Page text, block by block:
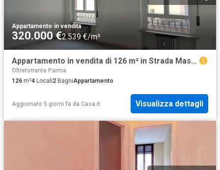
Appartamento·in vendita
320.000 €2.539 €/m²
Appartamento in vendita di 126 m² in Strada Massimo D&apos Azeglio, 29
Oltretorrente Parma
126 m²4 Locali2 BagniAppartamento
Aggiornato 5 giorni fa da Casa.it Visualizza dettagli